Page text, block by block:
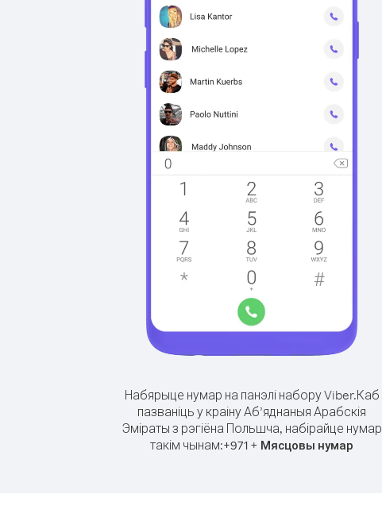
Набярыце нумар на панэлі набору Viber.Каб
пазваніць у краіну Аб’яднаныя Арабскія
Эміраты з рэгіёна Польшча, набірайце нумар
такім чынам:+971 + Мясцовы нумар